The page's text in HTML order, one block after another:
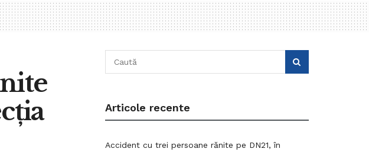
Articole recente
Accident cu trei persoane rănite pe DN21, în